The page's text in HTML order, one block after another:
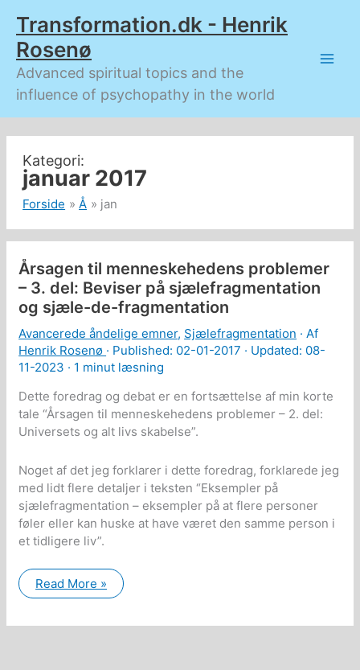
indholdet
Transformation.dk - Henrik
Rosenø
Advanced spiritual topics and the
influence of psychopathy in the world
januar 2017
Forside Å jan
Årsagen til menneskehedens problemer
– 3. del: Beviser på sjælefragmentation
og sjæle-de-fragmentation
Avancerede åndelige emner, Sjælefragmentation · Af
Henrik Rosenø · Published: 02-01-2017 · Updated: 08-
11-2023 · 1 minut læsning
Dette foredrag og debat er en fortsættelse af min korte
tale “Årsagen til menneskehedens problemer – 2. del:
Universets og alt livs skabelse”.
Noget af det jeg forklarer i dette foredrag, forklarede jeg
med lidt flere detaljer i teksten “Eksempler på
sjælefragmentation – eksempler på at flere personer
føler eller kan huske at have været den samme person i
et tidligere liv”.
Årsagen
til
–
Read More »